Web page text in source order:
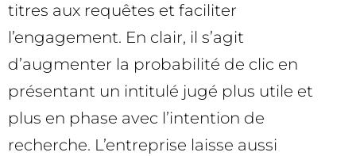
titres aux requêtes et faciliter
l’engagement. En clair, il s’agit
d’augmenter la probabilité de clic en
présentant un intitulé jugé plus utile et
plus en phase avec l’intention de
recherche. L’entreprise laisse aussi